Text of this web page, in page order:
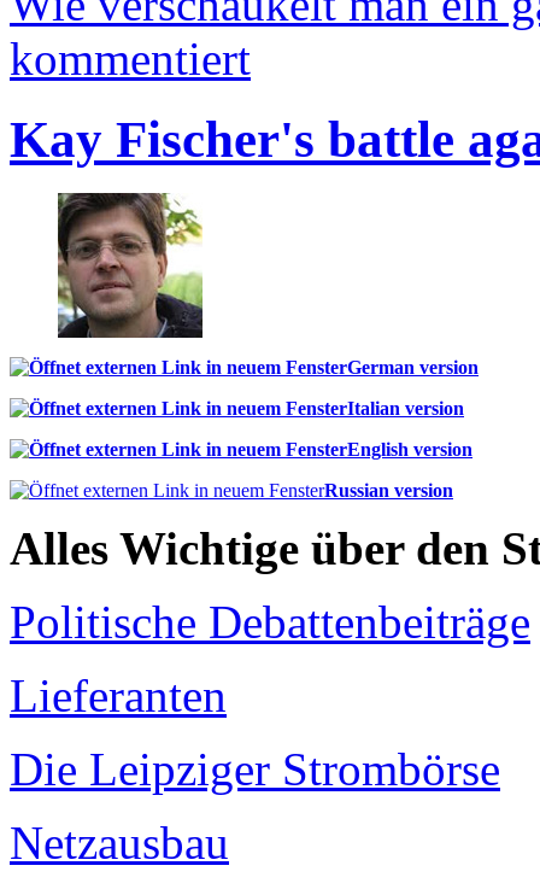
kommentiert
Kay Fischer's battle
German version
Italian version
English version
Russian version
Alles Wichtige über den
Politische Debattenbeiträge
Lieferanten
Die Leipziger Strombörse
Netzausbau